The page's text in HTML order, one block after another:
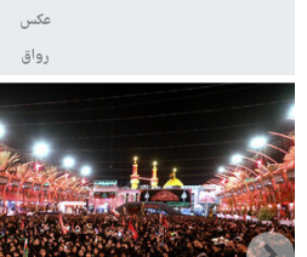
عکس
رواق